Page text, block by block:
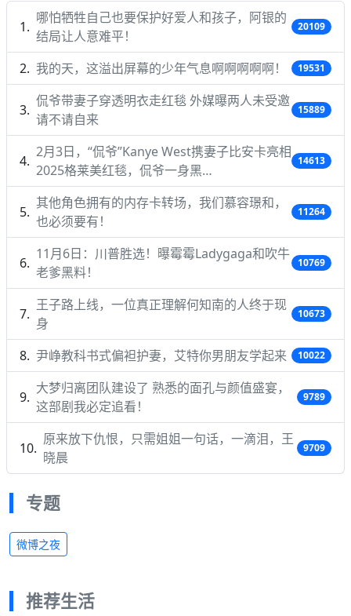
哪怕牺牲自己也要保护好爱人和孩子，阿银的
结局让人意难平！
20109
我的天，这溢出屏幕的少年气息啊啊啊啊啊！ 19531
侃爷带妻子穿透明衣走红毯 外媒曝两人未受邀
请不请自来
15889
2月3日，“侃爷”Kanye West携妻子比安卡亮相
2025格莱美红毯，侃爷一身黑…
14613
其他角色拥有的内存卡转场，我们慕容璟和，
也必须要有！
11264
11月6日：川普胜选！曝霉霉Ladygaga和吹牛
老爹黑料！
10769
王子路上线，一位真正理解何知南的人终于现
身
10673
尹峥教科书式偏袒护妻，艾特你男朋友学起来 10022
大梦归离团队建设了 熟悉的面孔与颜值盛宴，
这部剧我必定追看！
9789
原来放下仇恨，只需姐姐一句话，一滴泪，王
晓晨
9709
专题
微博之夜
推荐生活